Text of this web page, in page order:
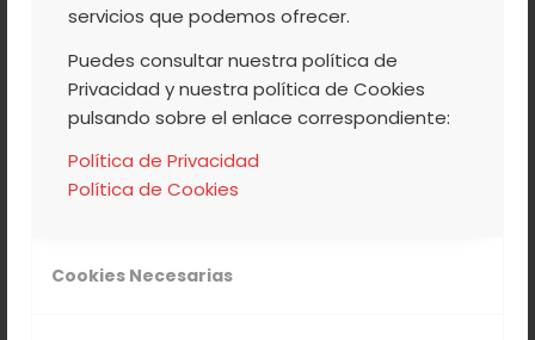
servicios que podemos ofrecer.
Puedes consultar nuestra política de
Privacidad y nuestra política de Cookies
pulsando sobre el enlace correspondiente:
Política de Privacidad
Política de Cookies
Cookies Necesarias
mercados del Reino Unido. Cada año,
Tesco importa una importante cantidad
de Picotas y cerezas del Jerte, una de las
frutas más esperadas y apreciadas por
sus clientes.
nacional. Los ingleses ya la compran hace